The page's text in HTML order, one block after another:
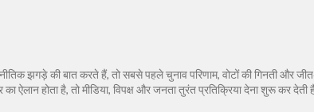
झगड़ेकी बात करते हैं, तो सबसे पहलेचुनाव परिणाम, वोटों की गिनती और
ऐलान होता है, तो मीडिया, विपक्ष और जनता तुरंत प्रतिक्रिया देना शुरू कर देती